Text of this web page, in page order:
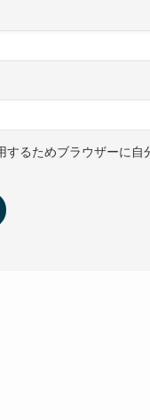
するためブラウザーに自